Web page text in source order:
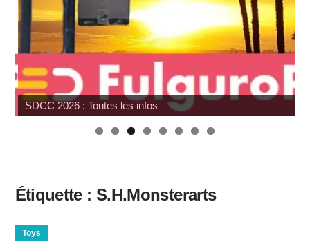
SDCC 2026 : Toutes les infos
Étiquette : S.H.Monsterarts
Toys